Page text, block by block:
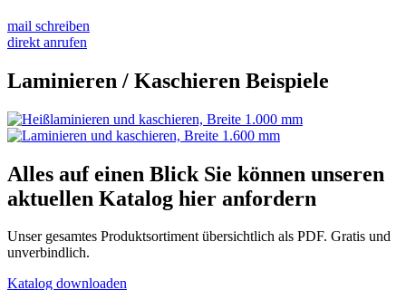
mail schreiben
direkt anrufen
Laminieren / Kaschieren Beispiele
Alles auf einen Blick Sie können unseren
aktuellen Katalog hier anfordern
Unser gesamtes Produktsortiment übersichtlich als PDF. Gratis und
unverbindlich.
Katalog downloaden